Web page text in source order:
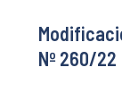
Nº 260/22